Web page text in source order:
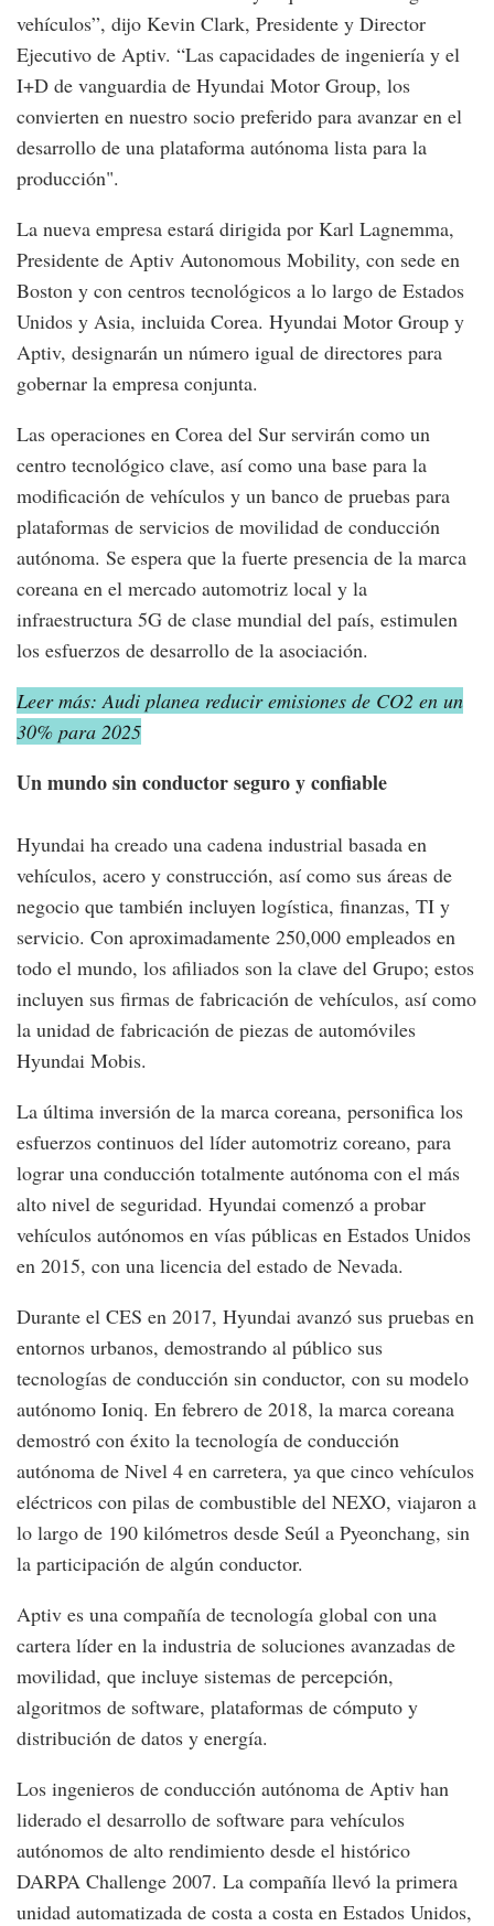
vehículos”, dijo Kevin Clark, Presidente y Director
Ejecutivo de Aptiv. “Las capacidades de ingeniería y el
I+D de vanguardia de Hyundai Motor Group, los
convierten en nuestro socio preferido para avanzar en el
desarrollo de una plataforma autónoma lista para la
producción".
La nueva empresa estará dirigida por Karl Lagnemma,
Presidente de Aptiv Autonomous Mobility, con sede en
Boston y con centros tecnológicos a lo largo de Estados
Unidos y Asia, incluida Corea. Hyundai Motor Group y
Aptiv, designarán un número igual de directores para
gobernar la empresa conjunta.
Las operaciones en Corea del Sur servirán como un
centro tecnológico clave, así como una base para la
modificación de vehículos y un banco de pruebas para
plataformas de servicios de movilidad de conducción
autónoma. Se espera que la fuerte presencia de la marca
coreana en el mercado automotriz local y la
infraestructura 5G de clase mundial del país, estimulen
los esfuerzos de desarrollo de la asociación.
Leer más: Audi planea reducir emisiones de CO2 en un
30% para 2025
Un mundo sin conductor seguro y confiable
Hyundai ha creado una cadena industrial basada en
vehículos, acero y construcción, así como sus áreas de
negocio que también incluyen logística, finanzas, TI y
servicio. Con aproximadamente 250,000 empleados en
todo el mundo, los afiliados son la clave del Grupo; estos
incluyen sus firmas de fabricación de vehículos, así como
la unidad de fabricación de piezas de automóviles
Hyundai Mobis.
La última inversión de la marca coreana, personifica los
esfuerzos continuos del líder automotriz coreano, para
lograr una conducción totalmente autónoma con el más
alto nivel de seguridad. Hyundai comenzó a probar
vehículos autónomos en vías públicas en Estados Unidos
en 2015, con una licencia del estado de Nevada.
Durante el CES en 2017, Hyundai avanzó sus pruebas en
entornos urbanos, demostrando al público sus
tecnologías de conducción sin conductor, con su modelo
autónomo Ioniq. En febrero de 2018, la marca coreana
demostró con éxito la tecnología de conducción
autónoma de Nivel 4 en carretera, ya que cinco vehículos
eléctricos con pilas de combustible del NEXO, viajaron a
lo largo de 190 kilómetros desde Seúl a Pyeonchang, sin
la participación de algún conductor.
Aptiv es una compañía de tecnología global con una
cartera líder en la industria de soluciones avanzadas de
movilidad, que incluye sistemas de percepción,
algoritmos de software, plataformas de cómputo y
distribución de datos y energía.
Los ingenieros de conducción autónoma de Aptiv han
liderado el desarrollo de software para vehículos
autónomos de alto rendimiento desde el histórico
DARPA Challenge 2007. La compañía llevó la primera
unidad automatizada de costa a costa en Estados Unidos,